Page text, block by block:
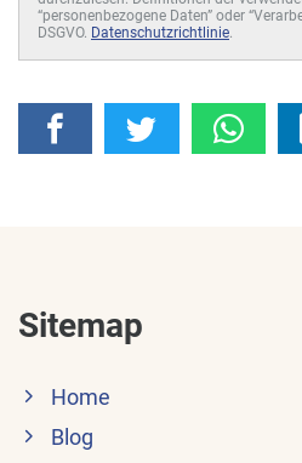
“personenbezogene Daten” oder
DSGVO. Datenschutzrichtlinie
Sitemap
Home
Blog